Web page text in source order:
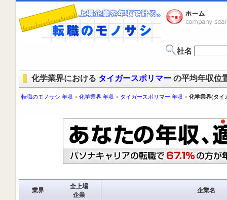
社名
化学業界における タイガースポリマー の平均年収位
転職のモノサシ 年収 > 化学業界 年収 > タイガースポリマー 年収 > 化学業界(タイ
業界
全上場
企業
企業名